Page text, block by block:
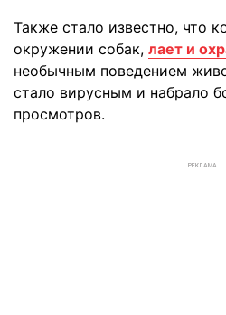
Также стало известно, что
окружении собак, лает и
необычным поведением
стало вирусным и набрало
просмотров.
РЕКЛАМА